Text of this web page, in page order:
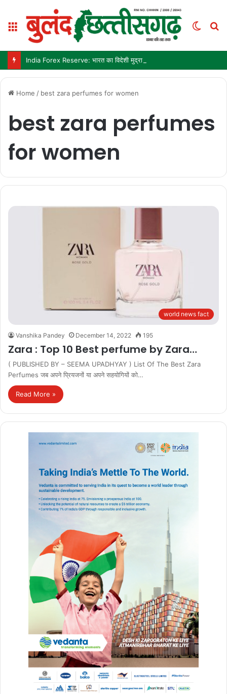
Menu
Switch
Home / best zara perfumes for women
best zara perfumes
for women
world news fact
Vanshika Pandey December 14, 2022 195
Zara : Top 10 Best perfume by Zara…
( PUBLISHED BY – SEEMA UPADHYAY ) List Of The Best Zara
Perfumes जब अपने प्रियजनों या अपने सहयोगियों को…
Read More »